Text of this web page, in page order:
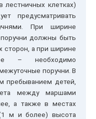
клетках)
предусматривать
При ширине
должны быть
сторон, а при ширине
необходимо
поручни. В
пребыванием детей,
между маршами
а также в местах
м и более) высота